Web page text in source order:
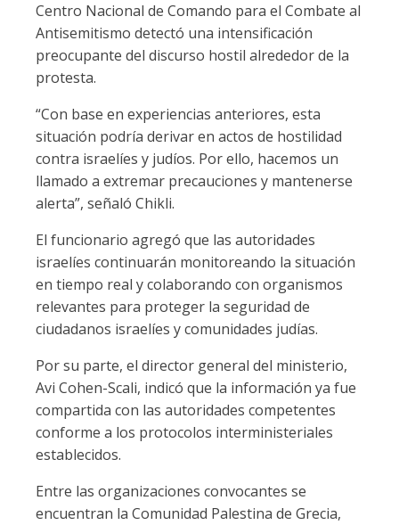
Centro Nacional de Comando para el Combate al
Antisemitismo detectó una intensificación
preocupante del discurso hostil alrededor de la
protesta.
“Con base en experiencias anteriores, esta
situación podría derivar en actos de hostilidad
contra israelíes y judíos. Por ello, hacemos un
llamado a extremar precauciones y mantenerse
alerta”, señaló Chikli.
El funcionario agregó que las autoridades
israelíes continuarán monitoreando la situación
en tiempo real y colaborando con organismos
relevantes para proteger la seguridad de
ciudadanos israelíes y comunidades judías.
Por su parte, el director general del ministerio,
Avi Cohen-Scali, indicó que la información ya fue
compartida con las autoridades competentes
conforme a los protocolos interministeriales
establecidos.
Entre las organizaciones convocantes se
encuentran la Comunidad Palestina de Grecia,